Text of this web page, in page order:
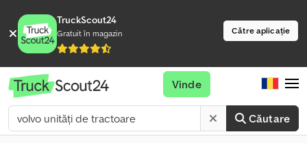
TruckScout24
Gratuit în magazin Către aplicație
Căutare
Vinde